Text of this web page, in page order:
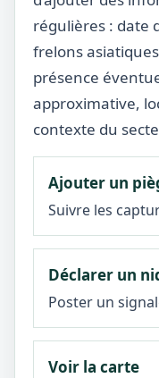
régulières : date
frelons
présence
approximative,
contexte du
Ajouter un
Suivre les
Déclarer un
Poster un
Voir la carte